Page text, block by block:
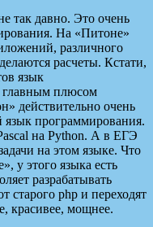
так давно. Это очень
На «Питоне»
различного
расчеты. Кстати,
язык
плюсом
действительно очень
программирования.
на Python. А в ЕГЭ
на этом языке. Что
у этого языка есть
разрабатывать
старого php и переходят
красивее, мощнее.